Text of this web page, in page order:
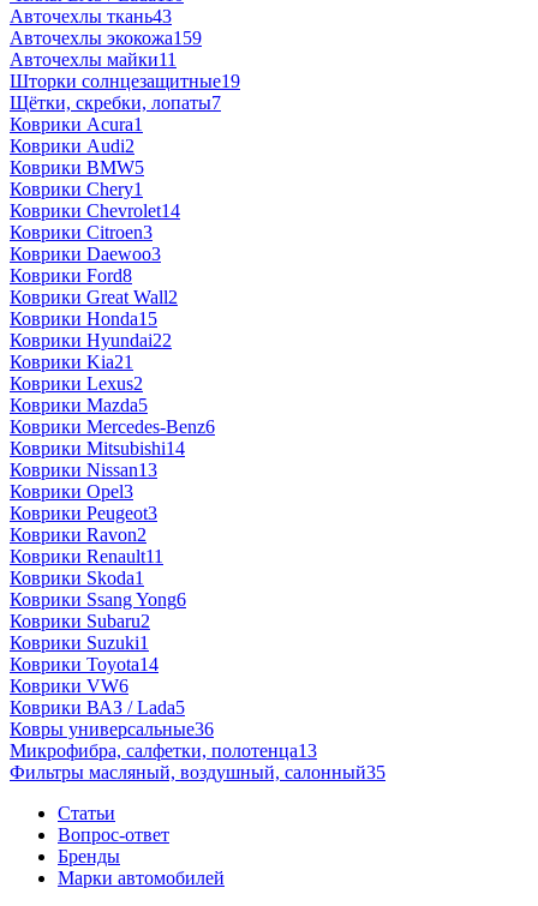
Авточехлы ткань43
Авточехлы экокожа159
Авточехлы майки11
Шторки солнцезащитные19
Щётки, скребки, лопаты7
Коврики Acura1
Коврики Audi2
Коврики BMW5
Коврики Chery1
Коврики Chevrolet14
Коврики Citroen3
Коврики Daewoo3
Коврики Ford8
Коврики Great Wall2
Коврики Honda15
Коврики Hyundai22
Коврики Kia21
Коврики Lexus2
Коврики Mazda5
Коврики Mercedes-Benz6
Коврики Mitsubishi14
Коврики Nissan13
Коврики Opel3
Коврики Peugeot3
Коврики Ravon2
Коврики Renault11
Коврики Skoda1
Коврики Ssang Yong6
Коврики Subaru2
Коврики Suzuki1
Коврики Toyota14
Коврики VW6
Коврики ВАЗ / Lada5
Ковры универсальные36
Микрофибра, салфетки, полотенца13
Фильтры масляный, воздушный, салонный35
Статьи
Вопрос-ответ
Бренды
Марки автомобилей